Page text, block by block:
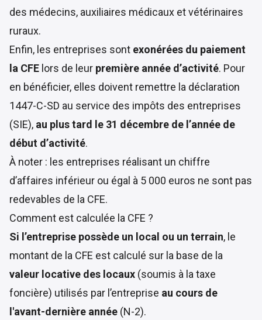
des médecins, auxiliaires médicaux et vétérinaires
ruraux.
Enfin, les entreprises sont exonérées du paiement
la CFE lors de leur première année d’activité. Pour
en bénéficier, elles doivent remettre la déclaration
1447-C-SD au service des impôts des entreprises
(SIE), au plus tard le 31 décembre de l’année de
début d’activité.
À noter : les entreprises réalisant un chiffre
d’affaires inférieur ou égal à 5 000 euros ne sont pas
redevables de la CFE.
Comment est calculée la CFE ?
Si l’entreprise possède un local ou un terrain, le
montant de la CFE est calculé sur la base de la
valeur locative des locaux (soumis à la taxe
foncière) utilisés par l’entreprise au cours de
l'avant-dernière année (N-2).